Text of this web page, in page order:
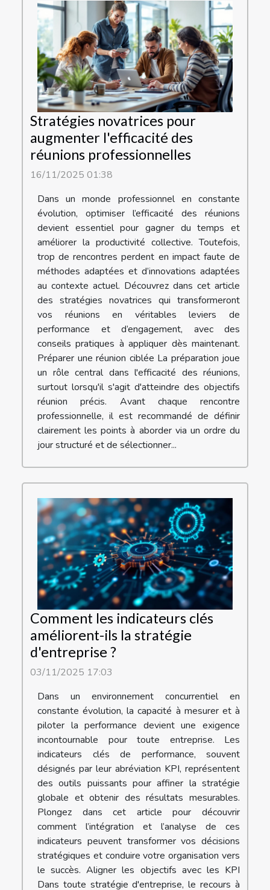
Stratégies novatrices pour
augmenter l'efficacité des
réunions professionnelles
16/11/2025 01:38
Dans un monde professionnel en constante
évolution, optimiser l’efficacité des réunions
devient essentiel pour gagner du temps et
améliorer la productivité collective. Toutefois,
trop de rencontres perdent en impact faute de
méthodes adaptées et d’innovations adaptées
au contexte actuel. Découvrez dans cet article
des stratégies novatrices qui transformeront
vos réunions en véritables leviers de
performance et d’engagement, avec des
conseils pratiques à appliquer dès maintenant.
Préparer une réunion ciblée La préparation joue
un rôle central dans l'efficacité des réunions,
surtout lorsqu'il s'agit d'atteindre des objectifs
réunion précis. Avant chaque rencontre
professionnelle, il est recommandé de définir
clairement les points à aborder via un ordre du
jour structuré et de sélectionner...
Comment les indicateurs clés
améliorent-ils la stratégie
d'entreprise ?
03/11/2025 17:03
Dans un environnement concurrentiel en
constante évolution, la capacité à mesurer et à
piloter la performance devient une exigence
incontournable pour toute entreprise. Les
indicateurs clés de performance, souvent
désignés par leur abréviation KPI, représentent
des outils puissants pour affiner la stratégie
globale et obtenir des résultats mesurables.
Plongez dans cet article pour découvrir
comment l’intégration et l’analyse de ces
indicateurs peuvent transformer vos décisions
stratégiques et conduire votre organisation vers
le succès. Aligner les objectifs avec les KPI
Dans toute stratégie d'entreprise, le recours à